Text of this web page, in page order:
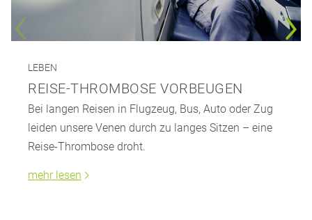
LEBEN
REISE-THROMBOSE VORBEUGEN
Bei langen Reisen in Flugzeug, Bus, Auto oder Zug
leiden unsere Venen durch zu langes Sitzen – eine
Reise-Thrombose droht.
mehr lesen